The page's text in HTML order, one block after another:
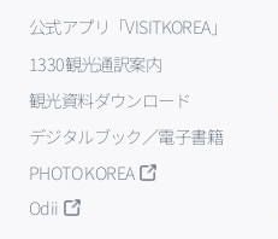
公式アプリ「VISITKOREA」
1330観光通訳案内
観光資料ダウンロード
デジタルブック／電子書籍
PHOTO KOREA
Odii